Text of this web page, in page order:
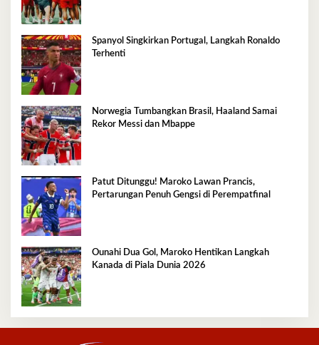
Spanyol Singkirkan Portugal, Langkah Ronaldo
Terhenti
Norwegia Tumbangkan Brasil, Haaland Samai
Rekor Messi dan Mbappe
Patut Ditunggu! Maroko Lawan Prancis,
Pertarungan Penuh Gengsi di Perempatfinal
Ounahi Dua Gol, Maroko Hentikan Langkah
Kanada di Piala Dunia 2026